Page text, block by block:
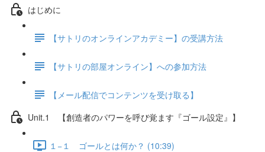
はじめに
【サトリのオンラインアカデミー】の受講方法
【サトリの部屋オンライン】への参加方法
【メール配信でコンテンツを受け取る】
Unit.1 【創造者のパワーを呼び覚ます『ゴール設定』】
１−１ ゴールとは何か？ (10:39)